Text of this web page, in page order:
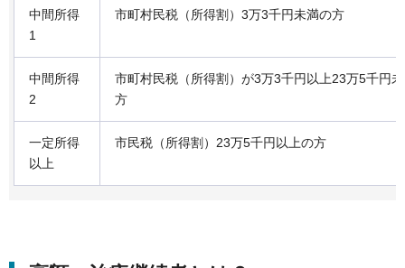
中間所得
1
市町村民税（所得割）3万3千円未満の方
中間所得
2
市町村民税（所得割）が3万3千円以上23万5千円
方
一定所得
以上
市民税（所得割）23万5千円以上の方